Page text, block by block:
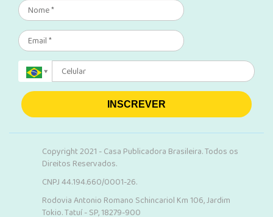
INSCREVER
Copyright 2021 - Casa Publicadora Brasileira. Todos os
Direitos Reservados.
CNPJ 44.194.660/0001-26.
Rodovia Antonio Romano Schincariol Km 106, Jardim
Tokio. Tatuí - SP, 18279-900